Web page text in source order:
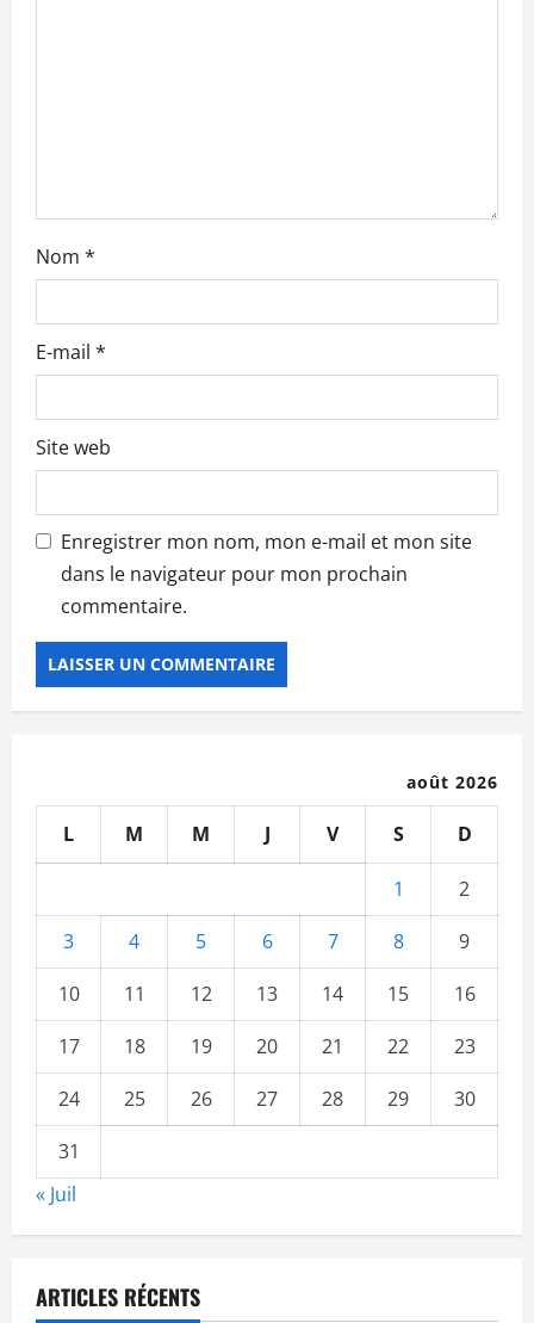
i
c
e
Nom *
E-mail *
Site web
Enregistrer mon nom, mon e-mail et mon site
dans le navigateur pour mon prochain
commentaire.
août 2026
L M M J V S D
1
2
3
4 5 6 7 8
9
10
11 12 13 14 15
16
17
18 19 20 21 22
23
24
25 26 27 28 29
30
31
« Juil
ARTICLES RÉCENTS